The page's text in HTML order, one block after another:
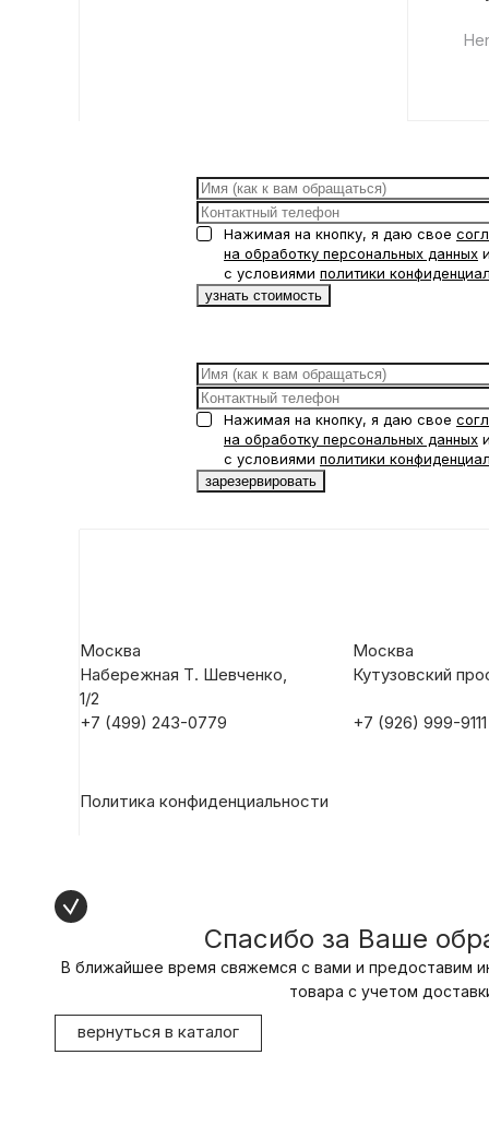
Нажимая на кнопку, я даю свое
на обработку персональных данных
с условиями политики
Нажимая на кнопку, я даю свое
на обработку персональных данных
с условиями политики
Москва
Набережная Т. Шевченко,
1/2
+7 (499) 243-0779
Москва
Кутузовский
+7 (926) 999-9111
Политика конфиденциальности
Спасибо за Ваше
В ближайшее время свяжемся с вами и предоставим
товара с учетом
вернуться в каталог